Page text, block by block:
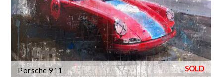
Porsche 911